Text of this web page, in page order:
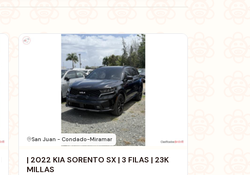
San Juan - Condado-Miramar
| 2022 KIA SORENTO SX | 3 FILAS | 23K
MILLAS